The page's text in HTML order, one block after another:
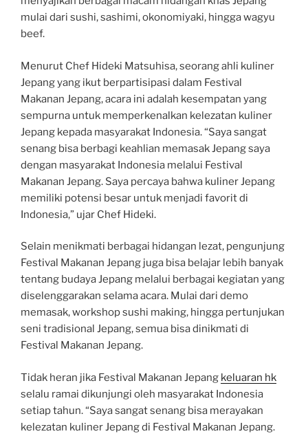
mulai dari sushi, sashimi, okonomiyaki, hingga wagyu
beef.
Menurut Chef Hideki Matsuhisa, seorang ahli kuliner
Jepang yang ikut berpartisipasi dalam Festival
Makanan Jepang, acara ini adalah kesempatan yang
sempurna untuk memperkenalkan kelezatan kuliner
Jepang kepada masyarakat Indonesia. “Saya sangat
senang bisa berbagi keahlian memasak Jepang saya
dengan masyarakat Indonesia melalui Festival
Makanan Jepang. Saya percaya bahwa kuliner Jepang
memiliki potensi besar untuk menjadi favorit di
Indonesia,” ujar Chef Hideki.
Selain menikmati berbagai hidangan lezat, pengunjung
Festival Makanan Jepang juga bisa belajar lebih banyak
tentang budaya Jepang melalui berbagai kegiatan yang
diselenggarakan selama acara. Mulai dari demo
memasak, workshop sushi making, hingga pertunjukan
seni tradisional Jepang, semua bisa dinikmati di
Festival Makanan Jepang.
Tidak heran jika Festival Makanan Jepang keluaran hk
selalu ramai dikunjungi oleh masyarakat Indonesia
setiap tahun. “Saya sangat senang bisa merayakan
kelezatan kuliner Jepang di Festival Makanan Jepang.